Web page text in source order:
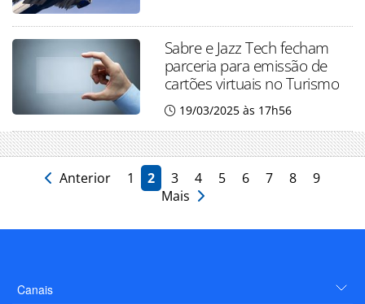
Sabre e Jazz Tech fecham
parceria para emissão de
cartões virtuais no Turismo
19/03/2025 às 17h56
Anterior 1 2 3 4 5 6 7 8
9
Mais
Canais